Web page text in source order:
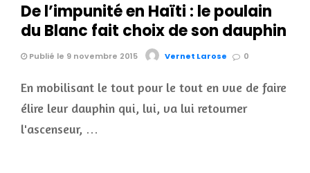
De l’impunité en Haïti : le poulain
du Blanc fait choix de son dauphin
Publié le 9 novembre 2015 Vernet Larose 0
En mobilisant le tout pour le tout en vue de faire
élire leur dauphin qui, lui, va lui retourner
l'ascenseur, …